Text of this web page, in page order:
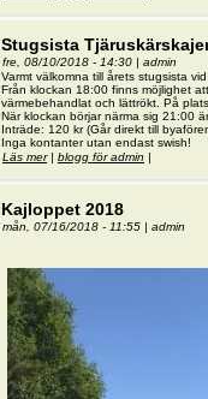
Stugsista
fre, 08/10/2018 - 14:30 | admin
Varmt välkomna till årets stugsista vid
Från klockan 18:00 finns möjlighet
värmebehandlat och lättrökt. På
När klockan börjar närma sig 21:00
Inträde: 120 kr (Går direkt till
Inga kontanter utan endast swish!
Läs merom Stugsista Tjäruskärskajen
| blogg för admin |
Kajloppet 2018
mån, 07/16/2018 - 11:55 | admin